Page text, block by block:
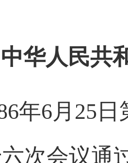
中华人民共
年6月 25
六次会议